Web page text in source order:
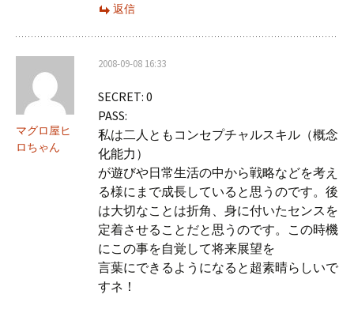
返信
マグロ屋ヒ
ロちゃん
2008-09-08 16:33
SECRET: 0
PASS:
私は二人ともコンセプチャルスキル（概念
化能力）
が遊びや日常生活の中から戦略などを考え
る様にまで成長していると思うのです。後
は大切なことは折角、身に付いたセンスを
定着させることだと思うのです。この時機
にこの事を自覚して将来展望を
言葉にできるようになると超素晴らしいで
すネ！